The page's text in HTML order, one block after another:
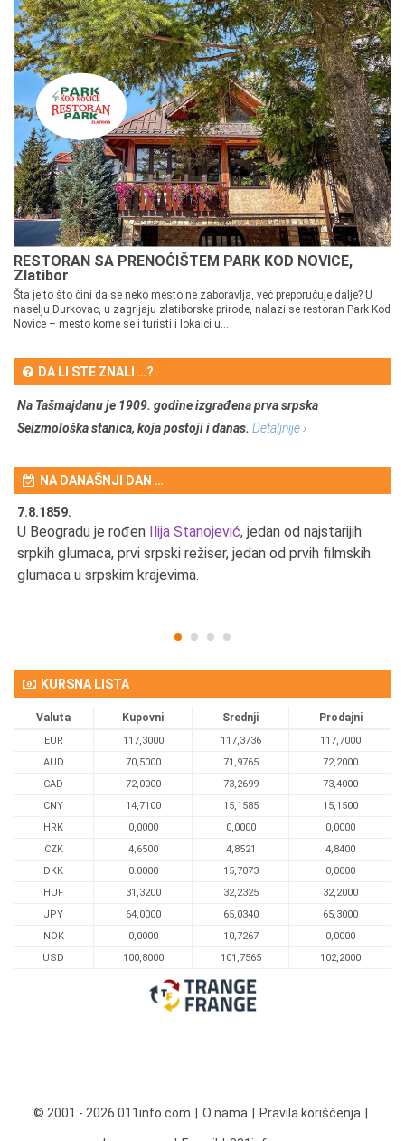
RESTORAN SA PRENOĆIŠTEM PARK KOD NOVICE,
Zlatibor
Šta je to što čini da se neko mesto ne zaboravlja, već preporučuje dalje? U
naselju Đurkovac, u zagrljaju zlatiborske prirode, nalazi se restoran Park Kod
Novice – mesto kome se i turisti i lokalci u...
DA LI STE ZNALI …?
Na Tašmajdanu je 1909. godine izgrađena prva srpska
Seizmološka stanica, koja postoji i danas. Detaljnije ›
NA DANAŠNJI DAN …
7.8.1859.
U Beogradu je rođen Ilija Stanojević, jedan od najstarijih
srpkih glumaca, prvi srpski režiser, jedan od prvih filmskih
glumaca u srpskim krajevima.
KURSNA LISTA
Valuta Kupovni Srednji Prodajni
EUR 117,3000 117,3736
117,7000
AUD
70,5000 71,9765
72,2000
CAD
72,0000 73,2699
73,4000
CNY
14,7100 15,1585
15,1500
HRK
0,0000 0,0000
0,0000
CZK
4,6500 4,8521
4,8400
DKK
0.0000 15,7073
0,0000
HUF
31,3200 32,2325
32,2000
JPY
64,0000 65,0340
65,3000
NOK
0,0000 10,7267
0,0000
USD
100,8000 101,7565 102,2000
© 2001 - 2026 011info.com O nama Pravila korišćenja